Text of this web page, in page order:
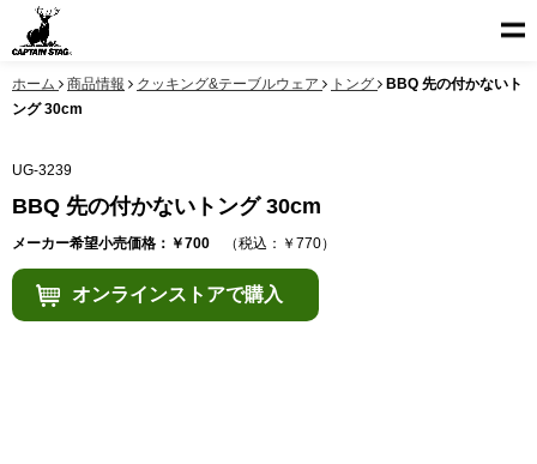
ホーム 商品情報 クッキング&テーブルウェア トング
BBQ 先の付かないト
ング 30cm
UG-3239
BBQ 先の付かないトング 30cm
メーカー希望小売価格：￥700 （税込：￥770）
オンラインストアで購入